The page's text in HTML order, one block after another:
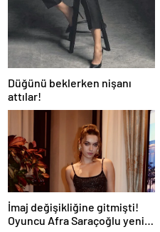
Düğünü beklerken nişanı
attılar!
İmaj değişikliğine gitmişti!
Oyuncu Afra Saraçoğlu yeni